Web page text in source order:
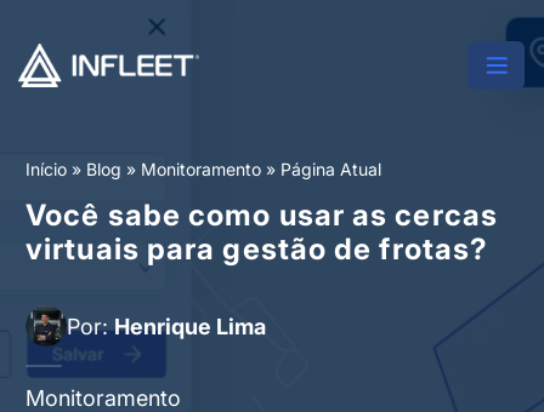
Início » Blog » Monitoramento » Página Atual
Você sabe como usar as cercas
virtuais para gestão de frotas?
Por:Henrique Lima
Monitoramento